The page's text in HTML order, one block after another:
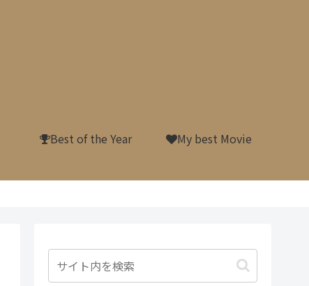
Best of the Year
My best Movie